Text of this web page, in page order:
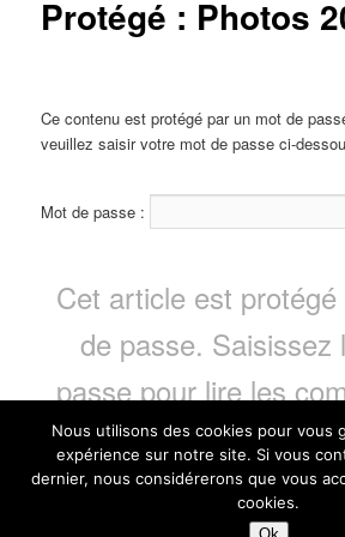
Protégé : Photos
Ce contenu est protégé par un mot de
veuillez saisir votre mot de passe ci-
Mot de passe :
Cet article est
de passe. Saisissez
passe pour lire les
Fièrement propulsé par
Nous utilisons des cookies pour vous
expérience sur notre site. Si vous
dernier, nous considérerons que vous
cookies.